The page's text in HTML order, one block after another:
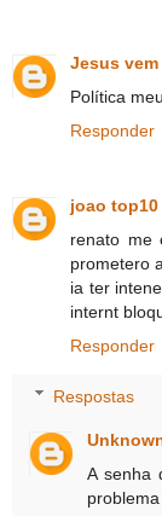
Jesus vem
Política
Responder
joao top10
renato me
prometero
ia ter
internt
Responder
Respostas
A senha